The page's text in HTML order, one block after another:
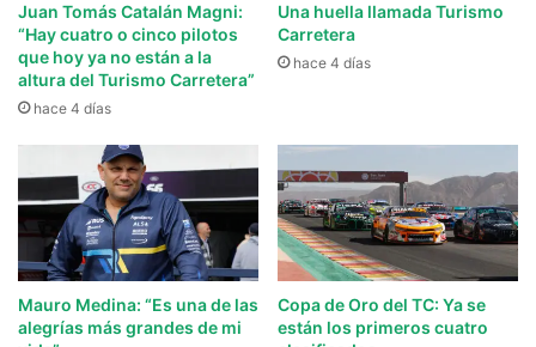
Juan Tomás Catalán Magni:
“Hay cuatro o cinco pilotos
que hoy ya no están a la
altura del Turismo Carretera”
hace 4 días
Una huella llamada Turismo
Carretera
hace 4 días
Mauro Medina: “Es una de las
alegrías más grandes de mi
Copa de Oro del TC: Ya se
están los primeros cuatro